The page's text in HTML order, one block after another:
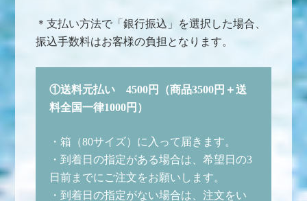
＊支払い方法で「銀行振込」を選択した場合、
振込手数料はお客様の負担となります。
①送料元払い 4500円（商品3500円＋送
料全国一律1000円）
・箱（80サイズ）に入って届きます。
・到着日の指定がある場合は、希望日の3
日前までにご注文をお願いします。
・到着日の指定がない場合は、注文をい